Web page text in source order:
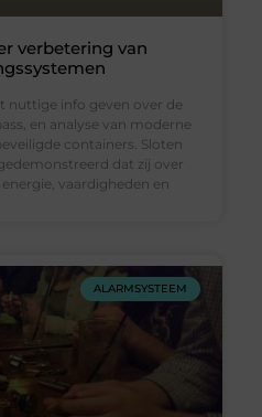
verbetering van
nuttige info geven over de
en analyse van moderne
containers. Sloten
dat zij over
vaardigheden en
ALARMSYSTEEM